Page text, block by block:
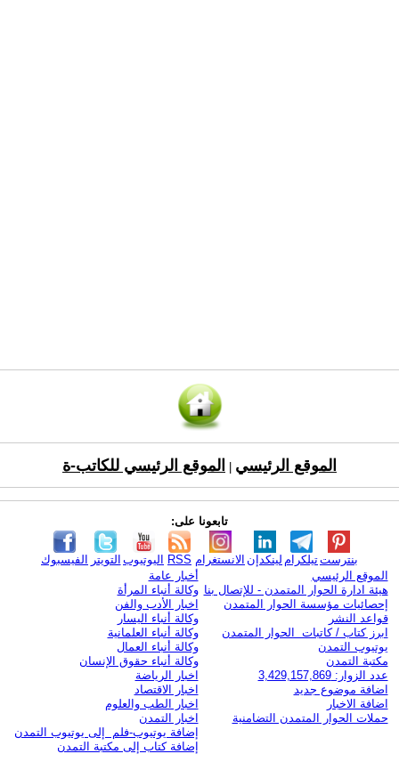
الموقع الرئيسي الموقع الرئيسي للكاتب-ة
تابعونا على:
الفيسبوك التويتر اليوتيوب RSS الانستغرام لينكدإن تيلكرامبنترست
الموقع الرئيسي
هيئة ادارة الحوار المتمدن - للإتصال بنا
إحصائيات مؤسسة الحوار المتمدن
قواعد النشر
ابرز كتاب / كاتبات الحوار المتمدن
يوتيوب التمدن
مكتبة التمدن
عدد الزوار: 3,429,157,869
اضافة موضوع جديد
اضافة الاخبار
حملات الحوار المتمدن التضامنية
أخبار عامة
وكالة أنباء المرأة
اخبار الأدب والفن
وكالة أنباء اليسار
وكالة أنباء العلمانية
وكالة أنباء العمال
وكالة أنباء حقوق الإنسان
اخبار الرياضة
اخبار الاقتصاد
اخبار الطب والعلوم
اخبار التمدن
إضافة يوتيوب-فلم إلى يوتيوب التمدن
إضافة كتاب إلى مكتبة التمدن